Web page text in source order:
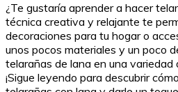
¿Te gustaría aprender a hacer
técnica creativa y relajante te
decoraciones para tu hogar o
unos pocos materiales y un poco
telarañas de lana en una variedad
¡Sigue leyendo para descubrir